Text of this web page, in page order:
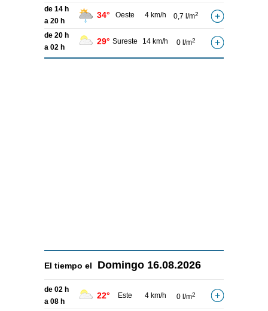
de 14 h
a 20 h
34° Oeste 4 km/h 0,7 l/m2
de 20 h
a 02 h
29° Sureste 14 km/h 0 l/m2
El tiempo el Domingo 16.08.2026
de 02 h
a 08 h
22° Este 4 km/h 0 l/m2